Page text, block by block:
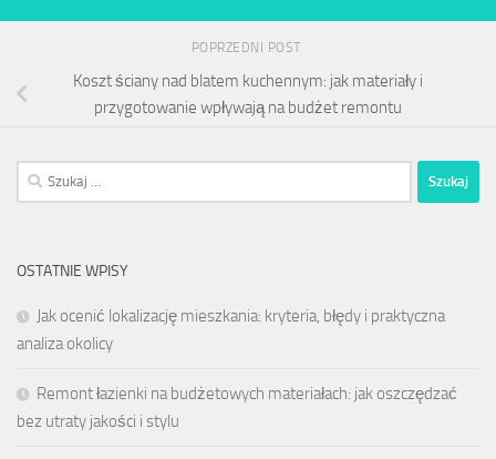
POPRZEDNI POST
Koszt ściany nad blatem kuchennym: jak materiały i
przygotowanie wpływają na budżet remontu
Szukaj:
OSTATNIE WPISY
Jak ocenić lokalizację mieszkania: kryteria, błędy i praktyczna
analiza okolicy
Remont łazienki na budżetowych materiałach: jak oszczędzać
bez utraty jakości i stylu